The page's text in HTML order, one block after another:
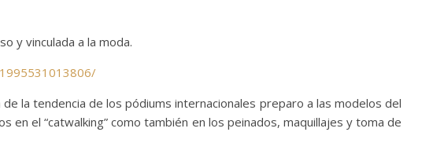
y vinculada a la moda.
la tendencia de los pódiums internacionales preparo a las modelos del
en el “catwalking” como también en los peinados, maquillajes y toma de